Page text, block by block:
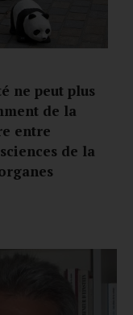
ne peut plus
de la
entre
de la